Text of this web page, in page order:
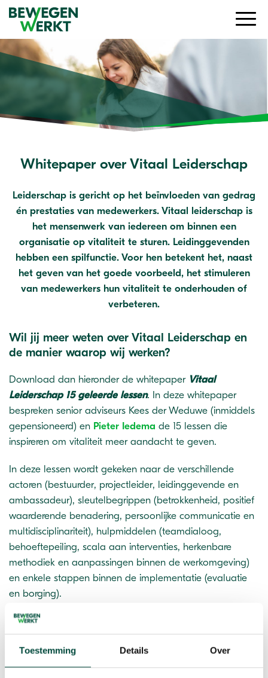
Toestemming Details Over
Whitepaper over Vitaal Leiderschap
Leiderschap is gericht op het beïnvloeden van gedrag
én prestaties van medewerkers. Vitaal leiderschap is
het mensenwerk van iedereen om binnen een
organisatie op vitaliteit te sturen. Leidinggevenden
hebben een spilfunctie. Voor hen betekent het, naast
het geven van het goede voorbeeld, het stimuleren
van medewerkers hun vitaliteit te onderhouden of
verbeteren.
Wil jij meer weten over Vitaal Leiderschap en
de manier waarop wij werken?
Download dan hieronder de whitepaper Vitaal
Leiderschap 15 geleerde lessen. In deze whitepaper
bespreken senior adviseurs Kees der Weduwe (inmiddels
gepensioneerd) en Pieter Iedema de 15 lessen die
inspireren om vitaliteit meer aandacht te geven.
In deze lessen wordt gekeken naar de verschillende
actoren (bestuurder, projectleider, leidinggevende en
ambassadeur), sleutelbegrippen (betrokkenheid, positief
waarderende benadering, persoonlijke communicatie en
multidisciplinariteit), hulpmiddelen (teamdialoog,
behoeftepeiling, scala aan interventies, herkenbare
methodiek en aanpassingen binnen de werkomgeving)
en enkele stappen binnen de implementatie (evaluatie
en borging).
Download de whitepaper